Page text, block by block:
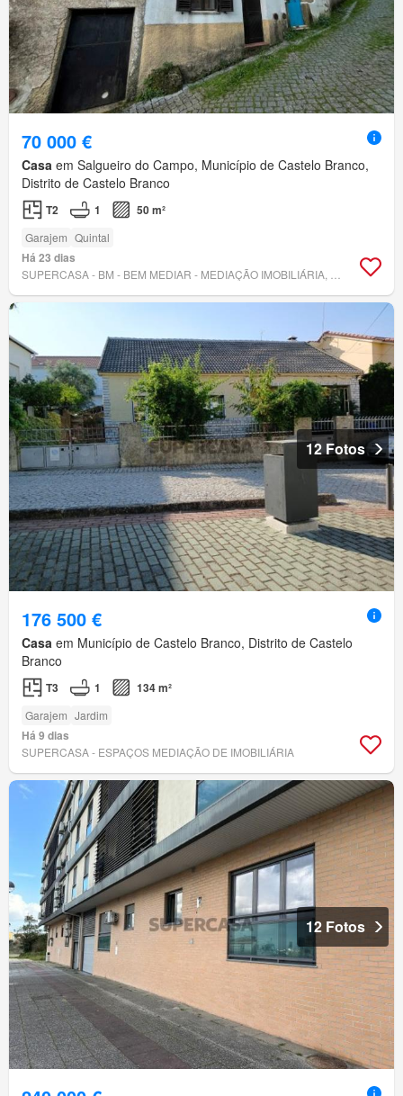
70 000 €
Casa em Salgueiro do Campo, Município de Castelo Branco,
Distrito de Castelo Branco
T2 1 50 m²
Garajem Quintal
Há 23 dias
12 Fotos
176 500 €
Casa em Município de Castelo Branco, Distrito de Castelo
Branco
T3 1 134 m²
Garajem Jardim
Há 9 dias
SUPERCASA - ESPAÇOS MEDIAÇÃO DE IMOBILIÁRIA
12 Fotos